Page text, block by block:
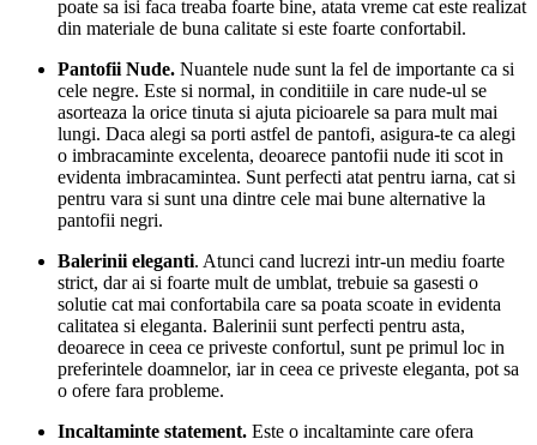
poate sa isi faca treaba foarte bine, atata vreme cat este realizat
din materiale de buna calitate si este foarte confortabil.
Pantofii Nude. Nuantele nude sunt la fel de importante ca si
cele negre. Este si normal, in conditiile in care nude-ul se
asorteaza la orice tinuta si ajuta picioarele sa para mult mai
lungi. Daca alegi sa porti astfel de pantofi, asigura-te ca alegi
o imbracaminte excelenta, deoarece pantofii nude iti scot in
evidenta imbracamintea. Sunt perfecti atat pentru iarna, cat si
pentru vara si sunt una dintre cele mai bune alternative la
pantofii negri.
Balerinii eleganti. Atunci cand lucrezi intr-un mediu foarte
strict, dar ai si foarte mult de umblat, trebuie sa gasesti o
solutie cat mai confortabila care sa poata scoate in evidenta
calitatea si eleganta. Balerinii sunt perfecti pentru asta,
deoarece in ceea ce priveste confortul, sunt pe primul loc in
preferintele doamnelor, iar in ceea ce priveste eleganta, pot sa
o ofere fara probleme.
Incaltaminte statement. Este o incaltaminte care ofera